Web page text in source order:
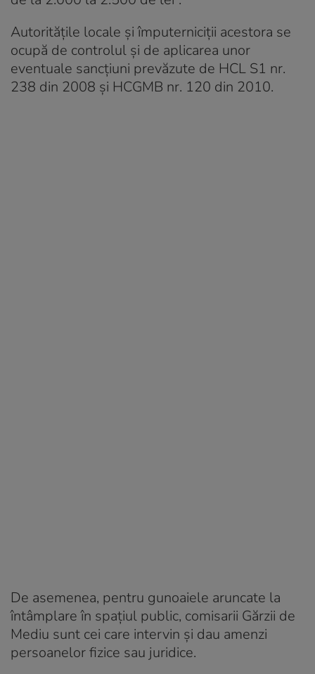
Autorităţile locale şi împuterniciţii acestora se
ocupă de controlul şi de aplicarea unor
eventuale sancţiuni prevăzute de HCL S1 nr.
238 din 2008 şi HCGMB nr. 120 din 2010.
De asemenea, pentru gunoaiele aruncate la
întâmplare în spaţiul public, comisarii Gărzii de
Mediu sunt cei care intervin şi dau amenzi
persoanelor fizice sau juridice.